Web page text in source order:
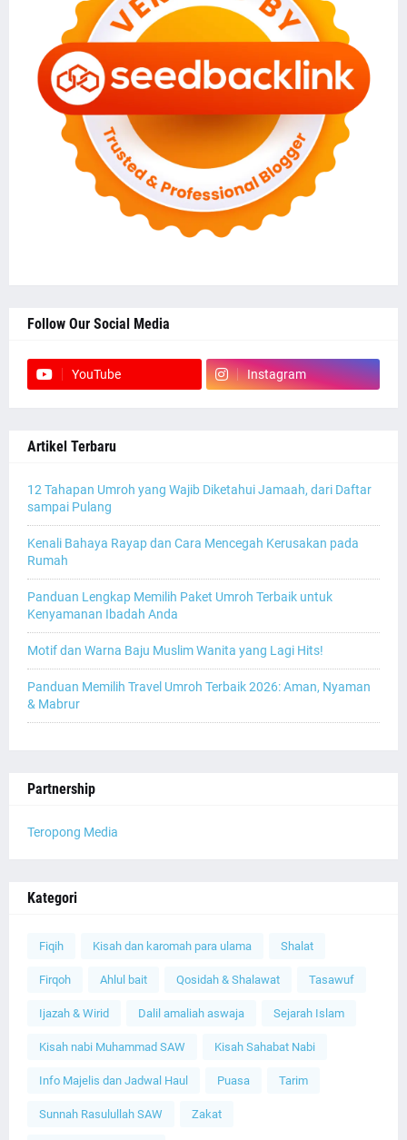
Follow Our Social Media
YouTube Instagram
Artikel Terbaru
12 Tahapan Umroh yang Wajib Diketahui Jamaah, dari Daftar
sampai Pulang
Kenali Bahaya Rayap dan Cara Mencegah Kerusakan pada
Rumah
Panduan Lengkap Memilih Paket Umroh Terbaik untuk
Kenyamanan Ibadah Anda
Motif dan Warna Baju Muslim Wanita yang Lagi Hits!
Panduan Memilih Travel Umroh Terbaik 2026: Aman, Nyaman
& Mabrur
Partnership
Teropong Media
Kategori
Fiqih Kisah dan karomah para ulama Shalat
Firqoh Ahlul bait Qosidah & Shalawat Tasawuf
Ijazah & Wirid Dalil amaliah aswaja Sejarah Islam
Kisah nabi Muhammad SAW Kisah Sahabat Nabi
Info Majelis dan Jadwal Haul Puasa Tarim
Sunnah Rasulullah SAW Zakat